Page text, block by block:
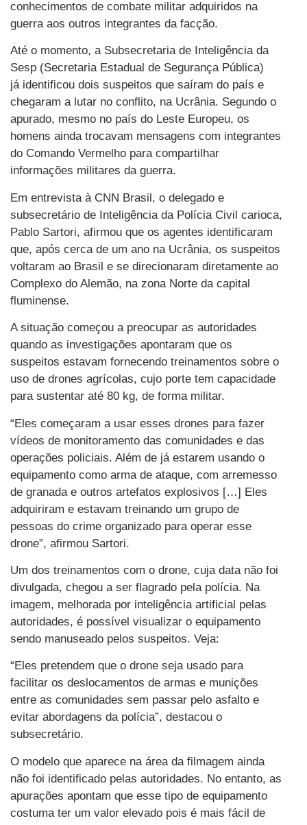
conhecimentos de combate militar adquiridos na
guerra aos outros integrantes da facção.
Até o momento, a Subsecretaria de Inteligência da
Sesp (Secretaria Estadual de Segurança Pública)
já identificou dois suspeitos que saíram do país e
chegaram a lutar no conflito, na Ucrânia. Segundo o
apurado, mesmo no país do Leste Europeu, os
homens ainda trocavam mensagens com integrantes
do Comando Vermelho para compartilhar
informações militares da guerra.
Em entrevista à CNN Brasil, o delegado e
subsecretário de Inteligência da Polícia Civil carioca,
Pablo Sartori, afirmou que os agentes identificaram
que, após cerca de um ano na Ucrânia, os suspeitos
voltaram ao Brasil e se direcionaram diretamente ao
Complexo do Alemão, na zona Norte da capital
fluminense.
A situação começou a preocupar as autoridades
quando as investigações apontaram que os
suspeitos estavam fornecendo treinamentos sobre o
uso de drones agrícolas, cujo porte tem capacidade
para sustentar até 80 kg, de forma militar.
“Eles começaram a usar esses drones para fazer
vídeos de monitoramento das comunidades e das
operações policiais. Além de já estarem usando o
equipamento como arma de ataque, com arremesso
de granada e outros artefatos explosivos […] Eles
adquiriram e estavam treinando um grupo de
pessoas do crime organizado para operar esse
drone”, afirmou Sartori.
Um dos treinamentos com o drone, cuja data não foi
divulgada, chegou a ser flagrado pela polícia. Na
imagem, melhorada por inteligência artificial pelas
autoridades, é possível visualizar o equipamento
sendo manuseado pelos suspeitos. Veja:
“Eles pretendem que o drone seja usado para
facilitar os deslocamentos de armas e munições
entre as comunidades sem passar pelo asfalto e
evitar abordagens da polícia”, destacou o
subsecretário.
O modelo que aparece na área da filmagem ainda
não foi identificado pelas autoridades. No entanto, as
apurações apontam que esse tipo de equipamento
costuma ter um valor elevado pois é mais fácil de